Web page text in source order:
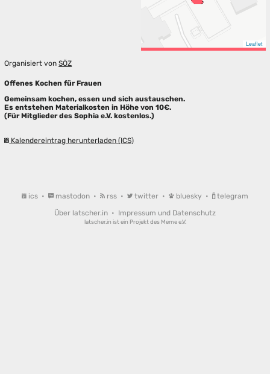
Leaflet
Organisiert vonSÖZ
Offenes Kochen für Frauen
Gemeinsam kochen, essen und sich austauschen.
Es entstehen Materialkosten in Höhe von 10€.
(Für Mitglieder des Sophia e.V. kostenlos.)
Kalendereintrag herunterladen (ICS)
ics • mastodon • rss • twitter • bluesky •
telegram
Über latscher.in • Impressum und Datenschutz
latscher.in ist ein Projekt des Meme e.V.